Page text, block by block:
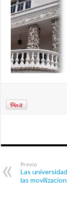
Previo
Las
las